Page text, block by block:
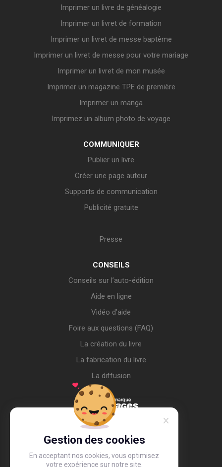
Gestion des cookies
En acceptant nos cookies, vous optimisez
votre expérience sur notre site.
Imprimer un livre de généalogie
Imprimer un livret de formation
Imprimer un livret de messe baptême
Imprimer un livret de messe pour votre mariage
Imprimer un livret de mon musée
Imprimer un magazine TPE de première
Imprimer un manga
Imprimez un album photo de voyage
COMMUNIQUER
Publier un livre
Créer une page auteur
Supports de communication
Publicité gratuite
Presse
CONSEILS
Conseils sur l’auto-édition
Aide en ligne
Vidéo d’aide
Foire aux questions (FAQ)
La création du livre
La fabrication du livre
La diffusion